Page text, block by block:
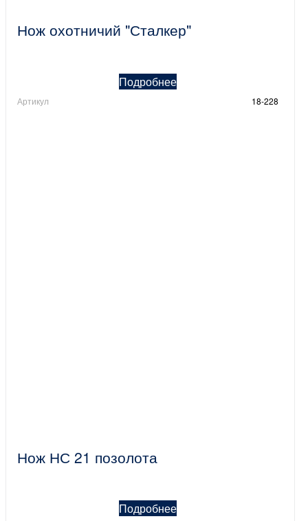
Нож охотничий "Сталкер"
Подробнее
Артикул 18-228
Нож НС 21 позолота
Подробнее